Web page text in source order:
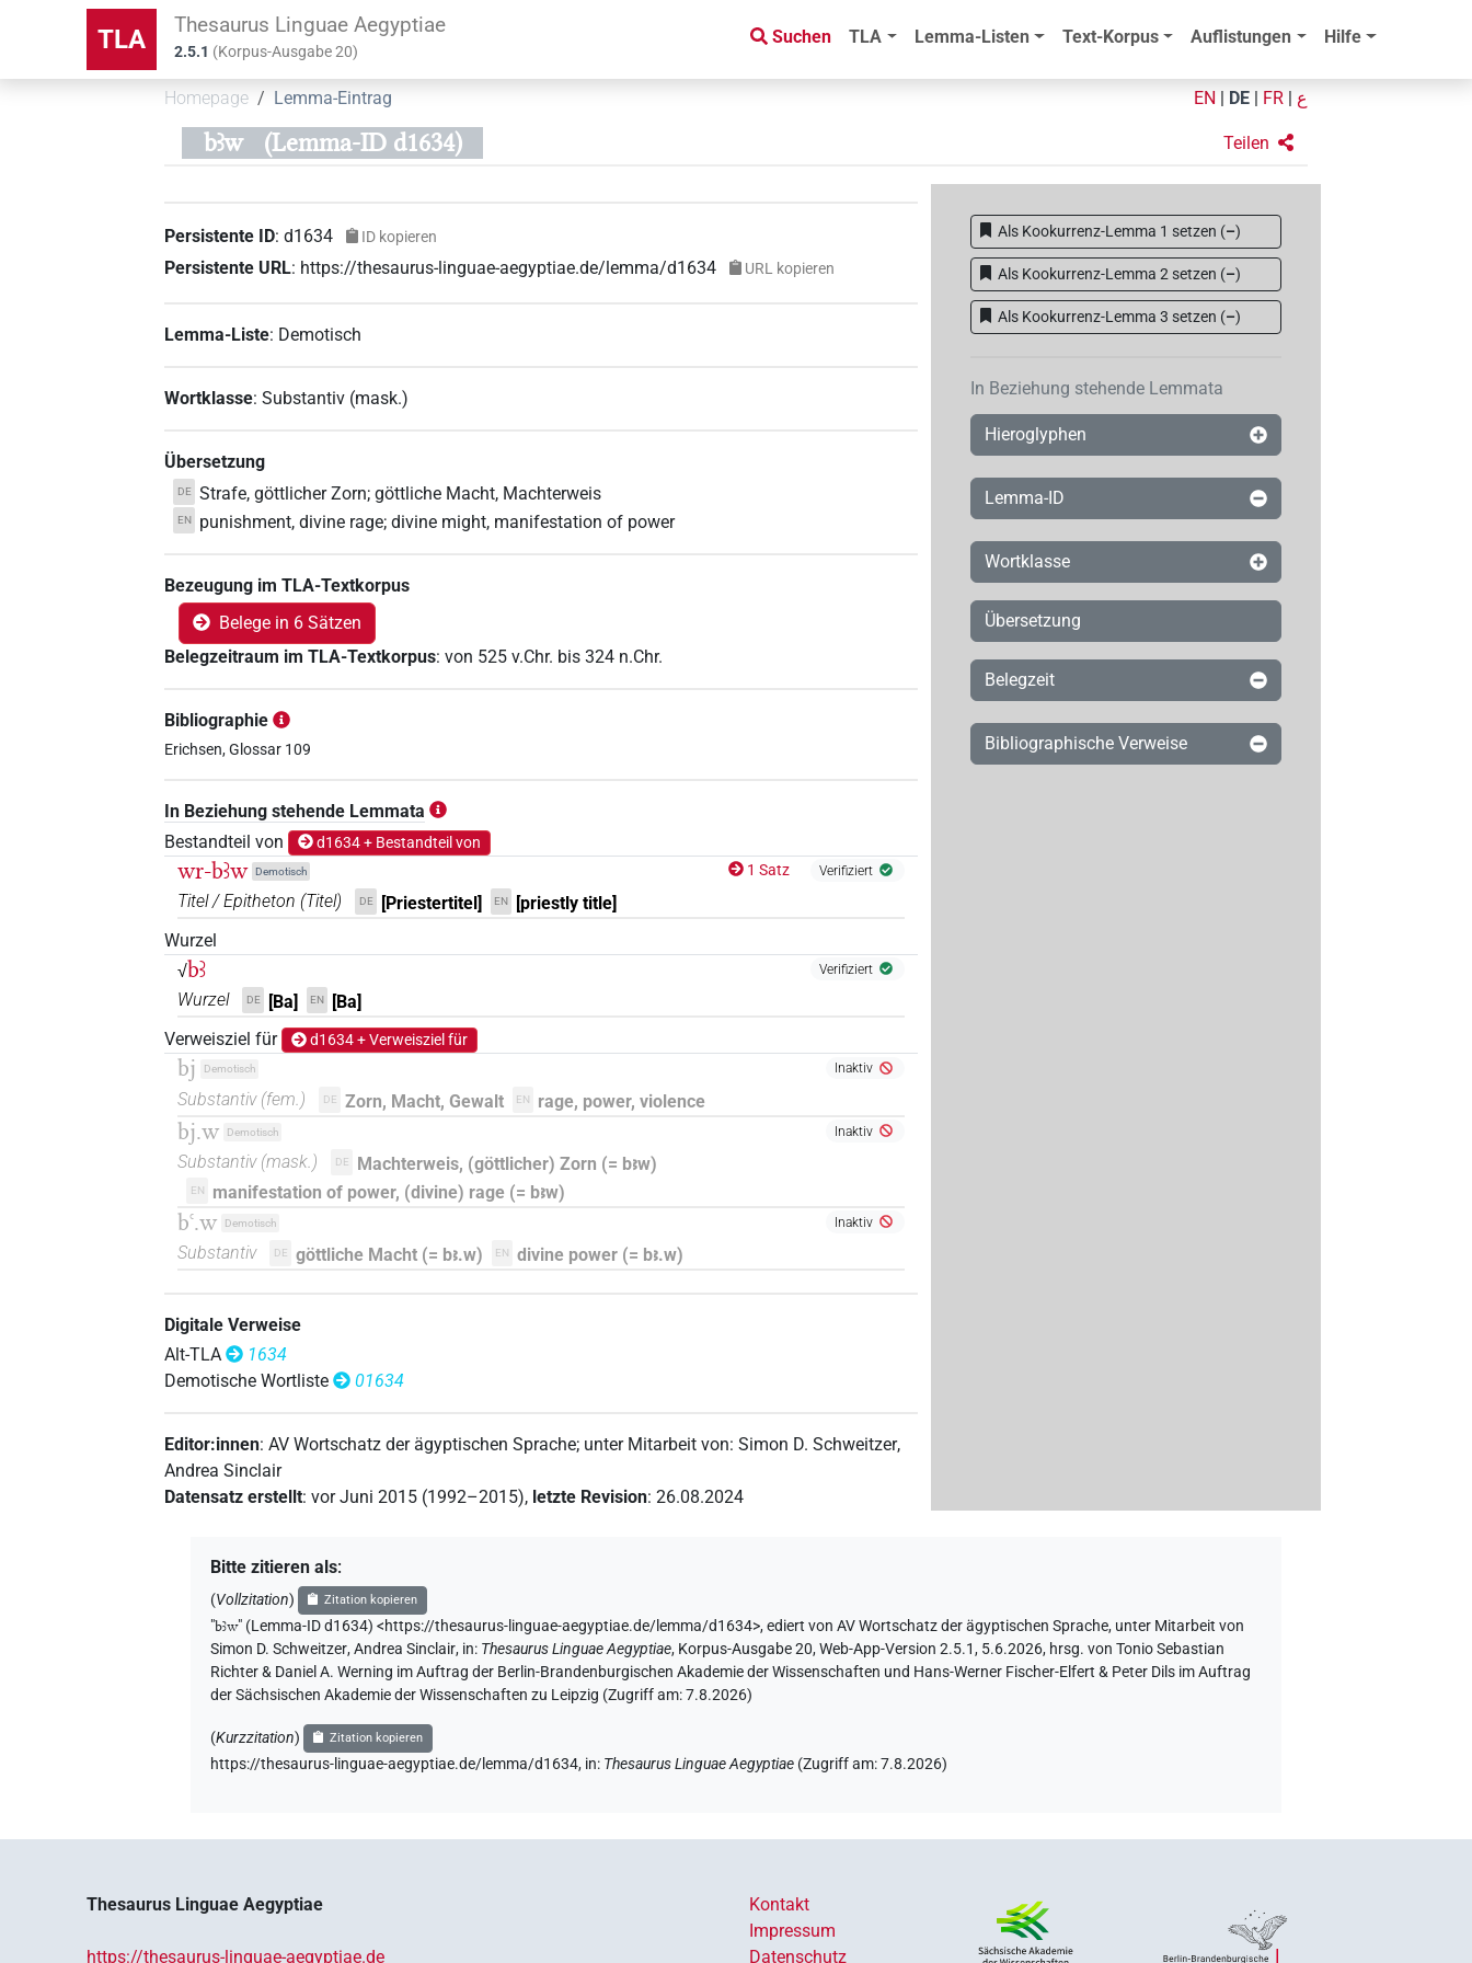
TLA Thesaurus Linguae Aegyptiae
2.5.1 (Korpus-Ausgabe20)
Suchen TLA Lemma-Listen Text-Korpus Auflistungen Hilfe
Homepage Lemma-Eintrag EN DE FR ع
bꜣw (Lemma-ID d1634) Teilen
Persistente ID:d1634 ID kopieren
Persistente URL: https://thesaurus-linguae-aegyptiae.de/lemma/d1634 URL kopieren
Lemma-Liste: Demotisch
Wortklasse:Substantiv (mask.)
Übersetzung
DE Strafe, göttlicher Zorn; göttliche Macht, Machterweis
EN punishment, divine rage; divine might, manifestation of power
Bezeugung im TLA-Textkorpus
Belege in 6 Sätzen
Belegzeitraum im TLA-Textkorpus:von 525 v.Chr. bis 324 n.Chr.
Bibliographie
Erichsen, Glossar 109
In Beziehung stehende Lemmata
Bestandteil von
d1634 + Bestandteil von
wr-bꜣw Demotisch 1 Satz Verifiziert
Titel / Epitheton (Titel) DE [Priestertitel] EN
[priestly title]
Wurzel
√bꜣ Verifiziert
Wurzel DE [Ba] EN
[Ba]
Verweisziel für
d1634 + Verweisziel für
bj Demotisch Inaktiv
Substantiv (fem. ) DE Zorn, Macht, Gewalt EN rage, power, violence
bj.w Demotisch Inaktiv
Substantiv (mask.) DE Machterweis, (göttlicher) Zorn (= bꜣw)
EN manifestation of power, (divine) rage (= bꜣw)
bꜥ.w Demotisch Inaktiv
Substantiv DE göttliche Macht (= bꜣ.w) EN divine power (= bꜣ.w)
Digitale Verweise
Alt-TLA
1634
Demotische Wortliste
01634
Editor:innen:AV Wortschatz der ägyptischen Sprache; unter Mitarbeit von:Simon D. Schweitzer,
Andrea Sinclair
Datensatz erstellt:vor Juni 2015 (1992–2015), letzte Revision:26.08.2024
Als Kookurrenz-Lemma 1 setzen (–)
Als Kookurrenz-Lemma 2 setzen (–)
Als Kookurrenz-Lemma 3 setzen (–)
In Beziehung stehende Lemmata
Hieroglyphen
Lemma-ID
Wortklasse
Übersetzung
Belegzeit
Bibliographische Verweise
Bitte zitieren als:
(Vollzitation) Zitation kopieren
"bꜣw" (Lemma-ID d1634) <https://thesaurus-linguae-aegyptiae.de/lemma/d1634>,ediert von AV Wortschatz der ägyptischen Sprache, unter Mitarbeit von
Simon D. Schweitzer,Andrea Sinclair, in: Thesaurus Linguae Aegyptiae, Korpus-Ausgabe 20, Web-App-Version 2.5.1, 5.6.2026, hrsg. von Tonio Sebastian
Richter & Daniel A. Werning im Auftrag der Berlin-Brandenburgischen Akademie der Wissenschaften und Hans-Werner Fischer-Elfert & Peter Dils im Auftrag
der Sächsischen Akademie der Wissenschaften zu Leipzig (Zugriff am:7.8.2026)
(Kurzzitation) Zitation kopieren
https://thesaurus-linguae-aegyptiae.de/lemma/d1634, in: Thesaurus Linguae Aegyptiae (Zugriff am:7.8.2026)
Thesaurus Linguae Aegyptiae
https://thesaurus-linguae-aegyptiae.de
Kontakt
Impressum
Datenschutz